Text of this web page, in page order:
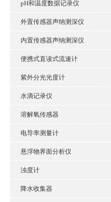
pH和温度数据记录仪
外置传感器声纳测深仪
内置传感器声纳测深仪
便携式直读式流速计
紫外分光光度计
水滴记录仪
溶解氧传感器
电导率测量计
悬浮物界面分析仪
浊度计
降水收集器